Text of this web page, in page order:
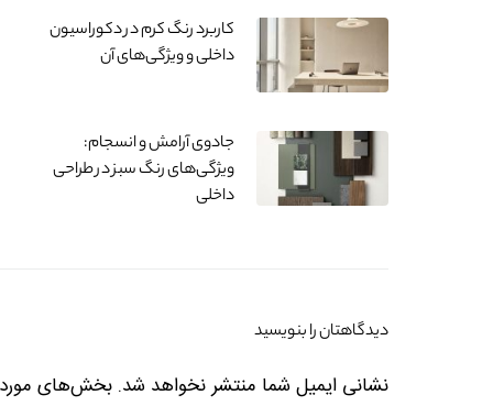
کاربرد رنگ کرم در دکوراسیون
داخلی و ویژگی‌های آن
جادوی آرامش و انسجام:
ویژگی‌های رنگ سبز در طراحی
داخلی
دیدگاهتان را بنویسید
نشانی ایمیل شما منتشر نخواهد شد. بخش‌های